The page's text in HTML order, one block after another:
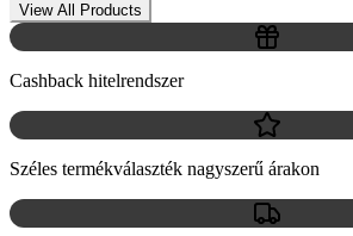
View All Products
Cashback hitelrendszer
Széles termékválaszték nagyszerű árakon